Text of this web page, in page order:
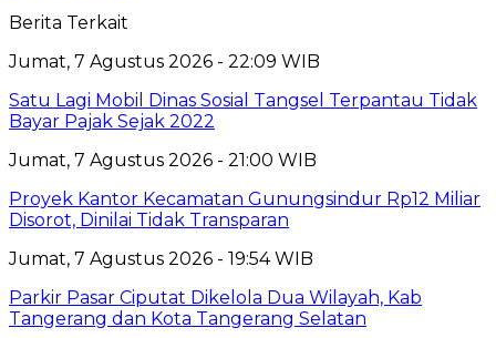
Berita Terkait
Jumat, 7 Agustus 2026 - 22:09 WIB
Satu Lagi Mobil Dinas Sosial Tangsel Terpantau Tidak
Bayar Pajak Sejak 2022
Jumat, 7 Agustus 2026 - 21:00 WIB
Proyek Kantor Kecamatan Gunungsindur Rp12 Miliar
Disorot, Dinilai Tidak Transparan
Jumat, 7 Agustus 2026 - 19:54 WIB
Parkir Pasar Ciputat Dikelola Dua Wilayah, Kab
Tangerang dan Kota Tangerang Selatan